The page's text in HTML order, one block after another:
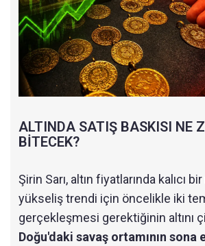
ALTINDA SATIŞ BASKISI NE
BİTECEK?
Şirin Sarı, altın fiyatlarında kalıcı
yükseliş trendi için öncelikle iki
gerçekleşmesi gerektiğinin altını
Doğu'daki savaş ortamının sona